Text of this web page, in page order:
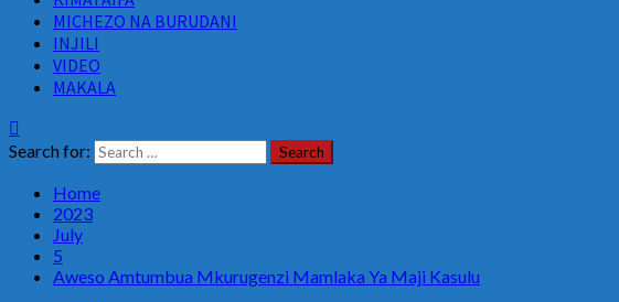
MICHEZO NA BURUDANI
INJILI
VIDEO
MAKALA
Search for:
Home
2023
July
5
Aweso Amtumbua Mkurugenzi Mamlaka Ya Maji Kasulu